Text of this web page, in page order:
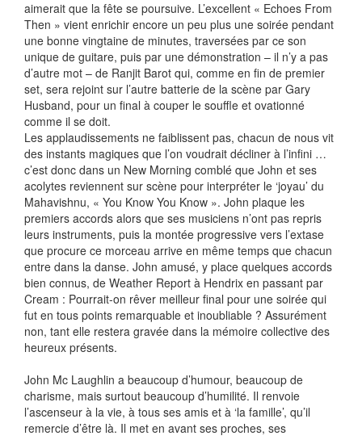
aimerait que la fête se poursuive. L’excellent « Echoes From
Then » vient enrichir encore un peu plus une soirée pendant
une bonne vingtaine de minutes, traversées par ce son
unique de guitare, puis par une démonstration – il n’y a pas
d’autre mot – de Ranjit Barot qui, comme en fin de premier
set, sera rejoint sur l’autre batterie de la scène par Gary
Husband, pour un final à couper le souffle et ovationné
comme il se doit.
Les applaudissements ne faiblissent pas, chacun de nous vit
des instants magiques que l’on voudrait décliner à l’infini …
c’est donc dans un New Morning comblé que John et ses
acolytes reviennent sur scène pour interpréter le ‘joyau’ du
Mahavishnu, « You Know You Know ». John plaque les
premiers accords alors que ses musiciens n’ont pas repris
leurs instruments, puis la montée progressive vers l’extase
que procure ce morceau arrive en même temps que chacun
entre dans la danse. John amusé, y place quelques accords
bien connus, de Weather Report à Hendrix en passant par
Cream : Pourrait-on rêver meilleur final pour une soirée qui
fut en tous points remarquable et inoubliable ? Assurément
non, tant elle restera gravée dans la mémoire collective des
heureux présents.
John Mc Laughlin a beaucoup d’humour, beaucoup de
charisme, mais surtout beaucoup d’humilité. Il renvoie
l’ascenseur à la vie, à tous ses amis et à ‘la famille’, qu’il
remercie d’être là. Il met en avant ses proches, ses